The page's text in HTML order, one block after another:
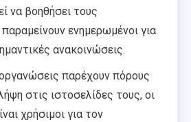
να βοηθήσει τους
ενημερωμένοι για
ανακοινώσεις.
παρέχουν πόρους
στις ιστοσελίδες τους, οι
χρήσιμοι για τον